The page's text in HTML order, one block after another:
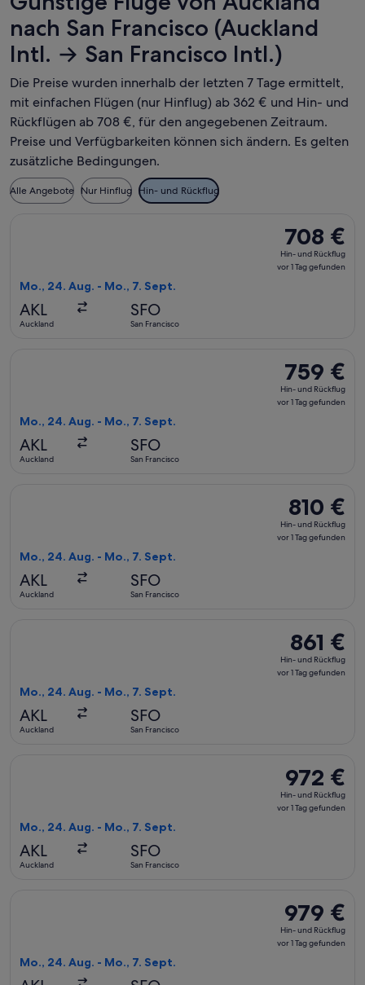
nach San Francisco (Auckland
Intl. → San Francisco Intl.)
Die Preise wurden innerhalb der letzten 7 Tage ermittelt,
mit einfachen Flügen (nur Hinflug) ab 362 € und Hin- und
Rückflügen ab 708 €, für den angegebenen Zeitraum.
Preise und Verfügbarkeiten können sich ändern. Es gelten
zusätzliche Bedingungen.
Alle Angebote Nur Hinflug Hin- und Rückflug
708 €
Hin-
und
708 €
Hin- und Rückflug
vor 1 Tag gefunden
Mo., 24. Aug. - Mo., 7. Sept.
AKL
Auckland
SFO
San Francisco
759 €
Hin-
und
759 €
Hin- und Rückflug
vor 1 Tag gefunden
Mo., 24. Aug. - Mo., 7. Sept.
AKL
Auckland
SFO
San Francisco
810 €
Hin-
und
810 €
Hin- und Rückflug
vor 1 Tag gefunden
Mo., 24. Aug. - Mo., 7. Sept.
AKL
Auckland
SFO
San Francisco
861 €
Hin-
und
861 €
Hin- und Rückflug
vor 1 Tag gefunden
Mo., 24. Aug. - Mo., 7. Sept.
AKL
Auckland
SFO
San Francisco
972 €
Hin-
und
972 €
Hin- und Rückflug
vor 1 Tag gefunden
Mo., 24. Aug. - Mo., 7. Sept.
AKL
Auckland
SFO
San Francisco
979 €
Hin-
und
979 €
Hin- und Rückflug
vor 1 Tag gefunden
Mo., 24. Aug. - Mo., 7. Sept.